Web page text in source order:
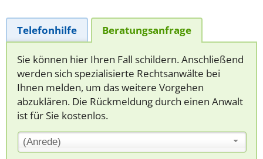
Telefonhilfe Beratungsanfrage
Sie können hier Ihren Fall schildern. Anschließend
werden sich spezialisierte Rechtsanwälte bei
Ihnen melden, um das weitere Vorgehen
abzuklären. Die Rückmeldung durch einen Anwalt
ist für Sie kostenlos.
(Anrede)